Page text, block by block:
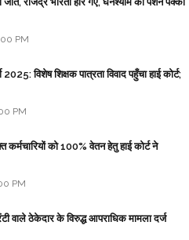
PM
विशेष शिक्षक पात्रता विवाद पहुँचा हाई कोर्ट;
PM
को 100% वेतन हेतु हाई कोर्ट ने
PM
वाले ठेकेदार के विरुद्ध आपराधिक मामला दर्ज